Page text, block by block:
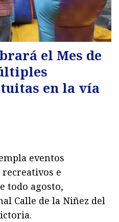
el Mes de
en la vía
eventos
e
todo agosto,
Calle de la Niñez del